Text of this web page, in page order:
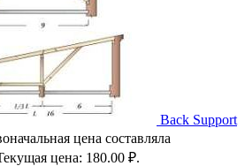
Back Support
цена составляла
цена: 180.00 ₽.